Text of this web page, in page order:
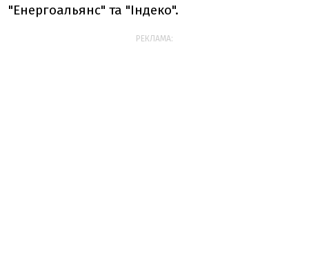
"Енергоальянс" та "Індеко".
РЕКЛАМА: